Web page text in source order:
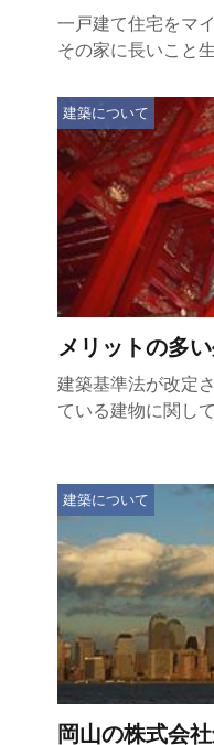
一戸建て住宅をマ
その家に長いこと
メリットの多
建築について
建築基準法が改定
ている建物に関し
岡山の株式会
建築について